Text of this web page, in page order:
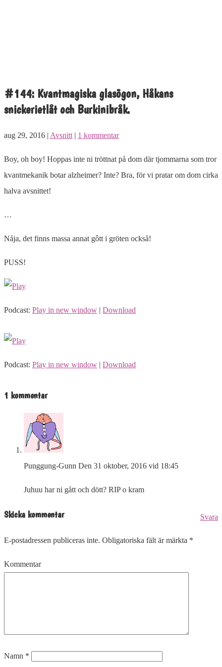
#144: Kvantmagiska glasögon, Håkans
snickerietlåt och Burkinibråk.
aug 29, 2016 | Avsnitt | 1 kommentar
Boy, oh boy! Hoppas inte ni tröttnat på dom där tjommarna som tror
kvantmekanik botar alzheimer? Inte? Bra, för vi pratar om dom cirka
halva avsnittet!
…
Nåja, det finns massa annat gôtt i gröten också!
PUSS!
Podcast: Play in new window | Download
Podcast: Play in new window | Download
1 kommentar
Punggung-Gunn Den 31 oktober, 2016 vid 18:45
Juhuu har ni gått och dött? RIP o kram
Svara
Skicka kommentar
E-postadressen publiceras inte. Obligatoriska fält är märkta *
Kommentar
Namn *